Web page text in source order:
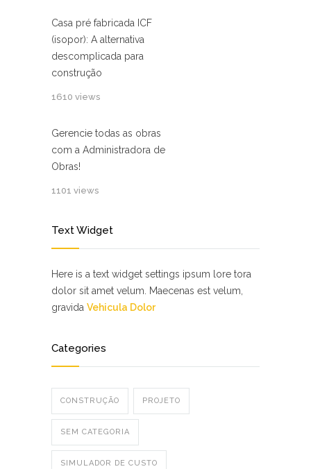
Casa pré ⁢fabricada ICF
(isopor): ⁣A alternativa
descomplicada para
construção
1610 views
Gerencie ⁢todas as obras
com a Administradora de
Obras!
1101 views
Text Widget
Here is a text widget settings ipsum lore tora
dolor sit amet velum. Maecenas est velum,
gravida Vehicula Dolor
Categories
CONSTRUÇÃO PROJETO
SEM CATEGORIA
SIMULADOR DE CUSTO